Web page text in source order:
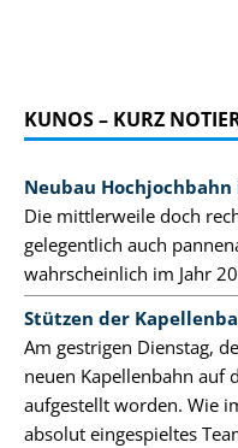
KUNOS – KURZ
Neubau Hochjochbahn
Die mittlerweile doch
gelegentlich auch
wahrscheinlich im Jahr
Stützen der
Am gestrigen Dienstag,
neuen Kapellenbahn auf
aufgestellt worden. Wie
absolut eingespieltes